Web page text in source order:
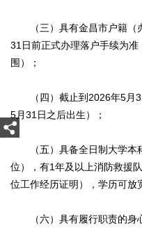
（三）具有金昌市户籍（
31日前正式办理落户手续为
围）；
（四）截止到2026年5月
5月31日之后出生）；
（五）具备全日制大学本
位），有1年及以上消防救援
位工作经历证明），学历可放
（六）具有履行职责的身